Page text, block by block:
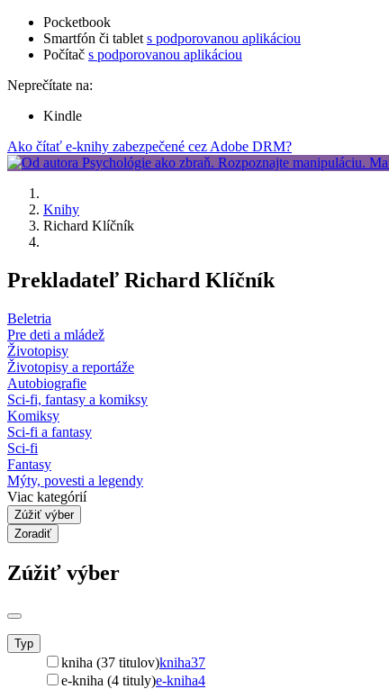
Pocketbook
Smartfón či tablet s podporovanou aplikáciou
Počítač s podporovanou aplikáciou
Neprečítate na:
Kindle
Ako čítať e-knihy zabezpečené cez Adobe DRM?
Knihy
Richard Klíčník
Prekladateľ Richard Klíčník
Beletria
Pre deti a mládež
Životopisy
Životopisy a reportáže
Autobiografie
Sci-fi, fantasy a komiksy
Komiksy
Sci-fi a fantasy
Sci-fi
Fantasy
Mýty, povesti a legendy
Viac kategórií
Zúžiť výber
Zoradiť
Zúžiť výber
Typ
kniha (37 titulov)kniha37
e-kniha (4 tituly)e-kniha4